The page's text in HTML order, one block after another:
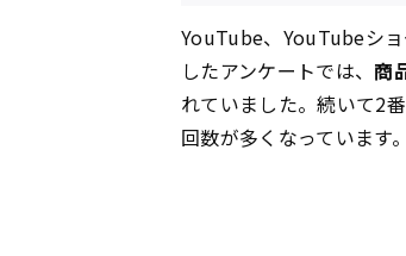
YouTube、YouTubeシ
したアンケートでは、 商
れていました。続いて2
回数が多くなっています。